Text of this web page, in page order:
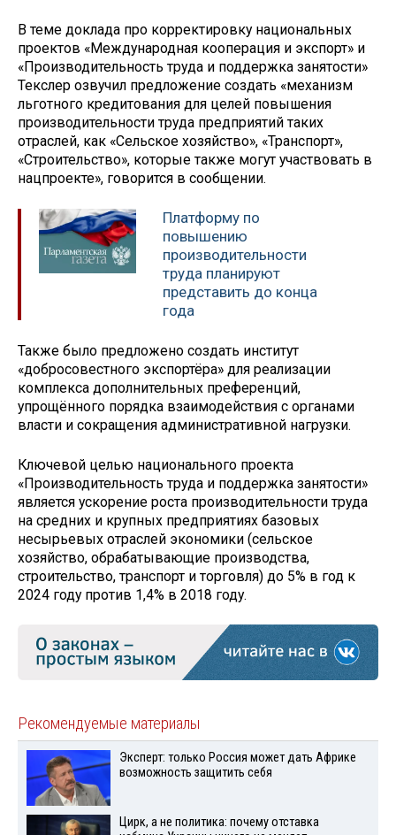
В теме доклада про корректировку национальных
проектов «Международная кооперация и экспорт» и
«Производительность труда и поддержка занятости»
Текслер озвучил предложение создать «механизм
льготного кредитования для целей повышения
производительности труда предприятий таких
отраслей, как «Сельское хозяйство», «Транспорт»,
«Строительство», которые также могут участвовать в
нацпроекте», говорится в сообщении.
Платформу по
повышению
производительности
труда планируют
представить до конца
года
Также было предложено создать институт
«добросовестного экспортёра» для реализации
комплекса дополнительных преференций,
упрощённого порядка взаимодействия с органами
власти и сокращения административной нагрузки.
Ключевой целью национального проекта
«Производительность труда и поддержка занятости»
является ускорение роста производительности труда
на средних и крупных предприятиях базовых
несырьевых отраслей экономики (сельское
хозяйство, обрабатывающие производства,
строительство, транспорт и торговля) до 5% в год к
2024 году против 1,4% в 2018 году.
Рекомендуемые материалы
Эксперт: только Россия может дать Африке
возможность защитить себя
Цирк, а не политика: почему отставка